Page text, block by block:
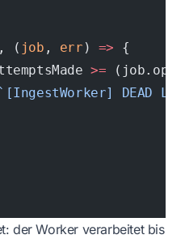
, ( job , err ) => {
>=
`[IngestWorker] DEAD
der Worker verarbeitet bis